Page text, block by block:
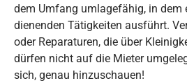
dem Umfang umlagefähig, in dem
dienenden Tätigkeiten ausführt.
oder Reparaturen, die über
dürfen nicht auf die Mieter
sich, genau hinzuschauen!